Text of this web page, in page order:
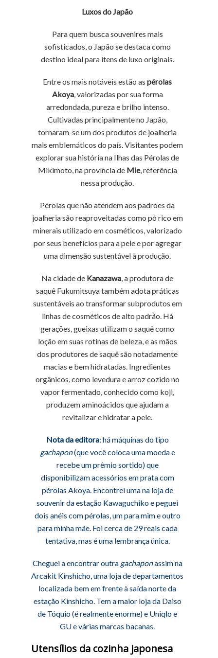
Luxos do Japão
Para quem busca souvenires mais
sofisticados, o Japão se destaca como
destino ideal para itens de luxo originais.
Entre os mais notáveis estão aspérolas
Akoya, valorizadas por sua forma
arredondada, pureza e brilho intenso.
Cultivadas principalmente no Japão,
tornaram-se um dos produtos de joalheria
mais emblemáticos do país. Visitantes podem
explorar sua história na Ilhas das Pérolas de
Mikimoto, na província de Mie, referência
nessa produção.
Pérolas que não atendem aos padrões da
joalheria são reaproveitadas como pó rico em
minerais utilizado em cosméticos, valorizado
por seus benefícios para a pele e por agregar
uma dimensão sustentável à produção.
Na cidade de Kanazawa, a produtora de
saquê Fukumitsuya também adota práticas
sustentáveis ao transformar subprodutos em
linhas de cosméticos de alto padrão. Há
gerações, gueixas utilizam o saquê como
loção em suas rotinas de beleza, e as mãos
dos produtores de saquê são notadamente
macias e bem hidratadas. Ingredientes
orgânicos, como levedura e arroz cozido no
vapor fermentado, conhecido como koji,
produzem aminoácidos que ajudam a
revitalizar e hidratar a pele.
Nota da editora: há máquinas do tipo
gachapon(que você coloca uma moeda e
recebe um prêmio sortido) que
disponibilizam acessórios em prata com
pérolas Akoya. Encontrei uma na loja de
souvenir da estação Kawaguchiko e peguei
dois anéis com pérolas, um para mim e outro
para minha mãe. Foi cerca de 29 reais cada
tentativa, mas é uma lembrança única.
Cheguei a encontrar outra gachaponassim na
Arcakit Kinshicho, uma loja de departamentos
localizada bem em frente à saída norte da
estação Kinshicho. Tem a maior loja da Daiso
de Tóquio (é realmente enorme) e Uniqlo e
GU e várias marcas bacanas.
Utensílios da cozinha japonesa